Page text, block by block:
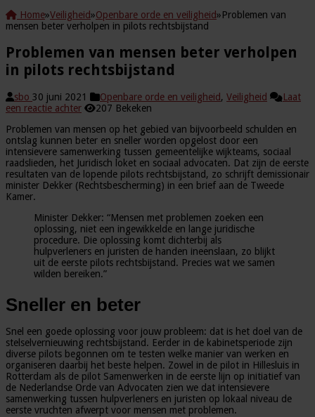
Home»Veiligheid»Openbare orde en veiligheid»Problemen van
mensen beter verholpen in pilots rechtsbijstand
Problemen van mensen beter verholpen
in pilots rechtsbijstand
sbo 30 juni 2021 Openbare orde en veiligheid, Veiligheid
Laat
een reactie achter
207 Bekeken
Problemen van mensen op het gebied van bijvoorbeeld schulden en
ontslag kunnen beter en sneller worden opgelost door een
intensievere samenwerking tussen gemeentelijke wijkteams, sociaal
raadslieden, het Juridisch loket en sociaal advocaten. Dat zijn de eerste
resultaten van de lopende pilots rechtsbijstand, zo schrijft demissionair
minister Dekker (Rechtsbescherming) in een brief aan de Tweede
Kamer.
Minister Dekker: “Mensen met problemen zoeken een
oplossing, niet een ingewikkelde en lange juridische
procedure. Die oplossing komt dichterbij als
hulpverleners en juristen de handen ineenslaan, zo blijkt
uit de eerste pilots rechtsbijstand. Precies wat we samen
wilden bereiken.”
Sneller en beter
Snel een goede oplossing voor jouw probleem: dat is het doel van de
stelselvernieuwing rechtsbijstand. Eerder in de kabinetsperiode zijn
diverse pilots begonnen om te testen welke manier van werken en
organiseren daarbij het beste helpen. Zowel in de pilot in Hillesluis in
Rotterdam als de pilot Samenwerken in de eerste lijn op initiatief van
de Nederlandse Orde van Advocaten zien we dat intensievere
samenwerking tussen hulpverleners en juristen op lokaal niveau de
eerste vruchten afwerpt voor mensen met problemen.